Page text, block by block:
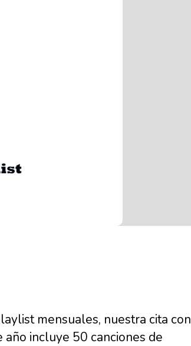
mensuales, nuestra cita con
incluye 50 canciones de